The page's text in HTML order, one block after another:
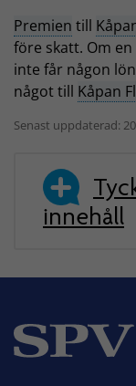
Premien till
före skatt. Om
inte får någon
något till Kåpan
Senast uppdaterad:
innehåll